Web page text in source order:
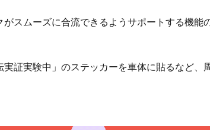
スムーズに合流できるようサポートする機能
証実験中」のステッカーを車体に貼るなど、